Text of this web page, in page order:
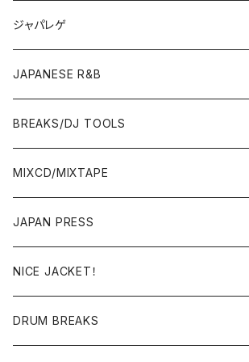
OTHERS
JAPANESE
OTHERS
ジャパレゲ
JAPANESE R&B
BREAKS/DJ TOOLS
BREAKS/MEGAMIX/CUT UP
RE-EDIT/DJ TOOLS
MIXCD/MIXTAPE
MIXCD
日本語ラップ
JAPANESE DJ
MIXTAPE
JAPAN PRESS
LP(+ OBI)
7"/12"
NICE JACKET！
DONUTS 45
DRUM BREAKS